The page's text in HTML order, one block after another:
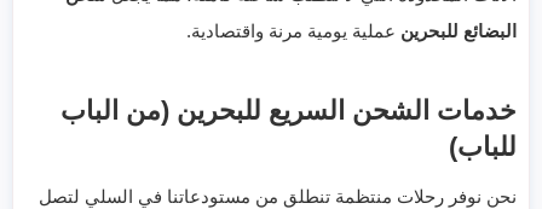
البضائع للبحرين عملية يومية مرنة واقتصادية.
خدمات الشحن السريع للبحرين (من الباب
للباب)
نحن نوفر رحلات منتظمة تنطلق من مستودعاتنا في السلي لتصل